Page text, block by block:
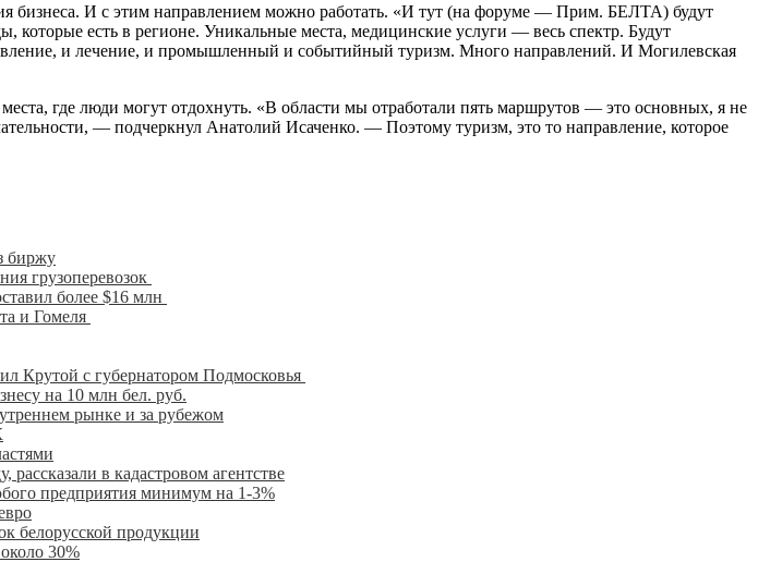
бизнеса. И с этим направлением можно работать. «И тут (на форуме — Прим. БЕЛТА) будут
которые есть в регионе. Уникальные места, медицинские услуги — весь спектр. Будут
и лечение, и промышленный и событийный туризм. Много направлений. И Могилевская
где люди могут отдохнуть. «В области мы отработали пять маршрутов — это основных, я не
— подчеркнул Анатолий Исаченко. — Поэтому туризм, это то направление, которое
биржу
грузоперевозок
более $16 млн
и Гомеля
Крутой с губернатором Подмосковья
на 10 млн бел. руб.
рынке и за рубежом
в кадастровом агентстве
предприятия минимум на 1-3%
белорусской продукции
30%